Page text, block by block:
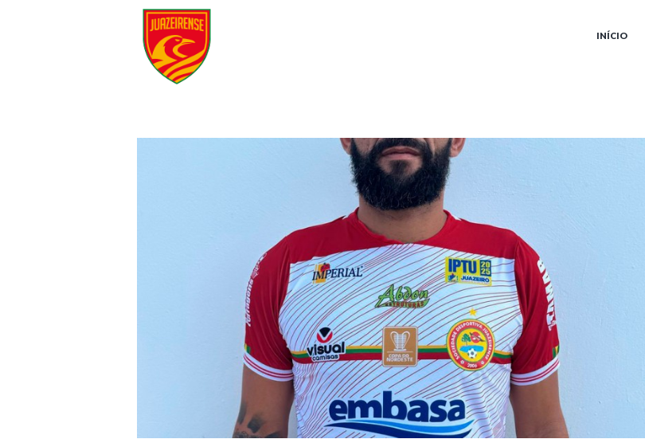
INÍCIO